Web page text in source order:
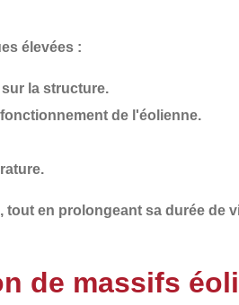
élevées :
la structure.
de l'éolienne.
tout en prolongeant sa durée de
de massifs